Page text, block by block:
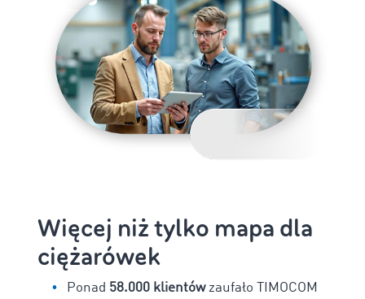
Więcej niż tylko mapa dla
ciężarówek
Ponad 58.000 klientówzaufało TIMOCOM